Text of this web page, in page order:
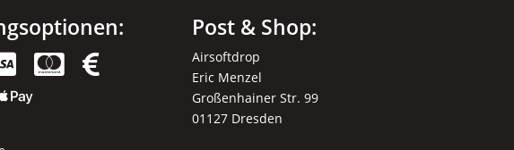


Post & Shop:
Airsoftdrop
Eric Menzel
Großenhainer Str. 99
01127 Dresden